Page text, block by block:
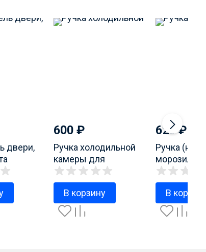
двери,
600 ₽
Ручка холодильной
камеры для
холодильников
МИНСК - АТЛАНТ
L=240mm
775373400201
В корзину
620₽
Ручка
Атлант арт.
В